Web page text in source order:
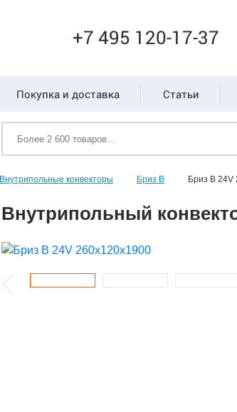
+7 495 120-17-37
Покупка и доставка Статьи
Внутрипольные конвекторы Бриз В Бриз В 24V
Внутрипольный